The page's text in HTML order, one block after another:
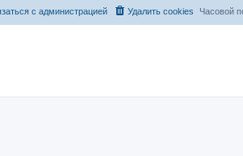
Часовой
Удалить cookies
с администрацией